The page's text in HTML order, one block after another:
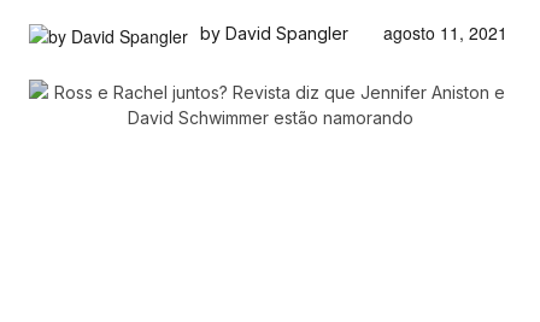
by David Spangler agosto 11, 2021